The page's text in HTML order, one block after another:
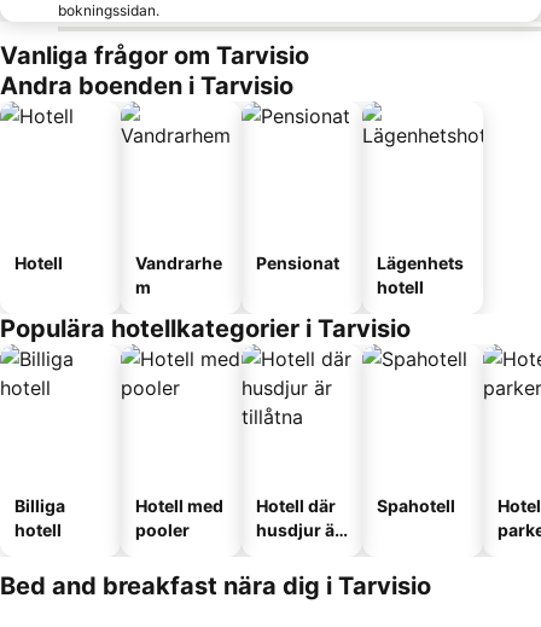
bokningssidan.
Vanliga frågor om Tarvisio
Andra boenden i Tarvisio
Hotell
Vandrarhe
m
Pensionat
Lägenhets
hotell
Populära hotellkategorier i Tarvisio
Billiga
hotell
Hotell med
pooler
Hotell där
husdjur är
Spahotell
Bed and breakfast nära dig i Tarvisio